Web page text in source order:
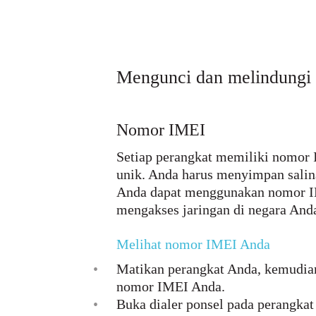
Mengunci dan melindungi
Nomor IMEI
Setiap perangkat memiliki
unik. Anda harus menyimpan
Anda dapat menggunakan
mengakses jaringan di negara
Melihat nomor IMEI Anda
•
Matikan perangkat Anda,
nomor IMEI Anda.
•
Buka dialer ponsel pada